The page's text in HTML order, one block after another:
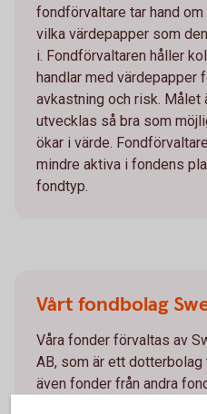
fondförvaltare tar hand
vilka värdepapper som
i. Fondförvaltaren håller
handlar med värdepapper
avkastning och risk. Målet
utvecklas så bra som
ökar i värde.
mindre aktiva i fondens
fondtyp.
Vårt fondbolag
Våra fonder förvaltas av
AB, som är ett
även fonder från andra